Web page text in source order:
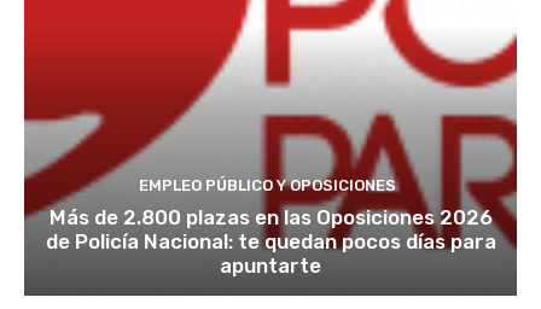
EMPLEO PÚBLICO Y OPOSICIONES
Más de 2.800 plazas en las Oposiciones 2026
de Policía Nacional: te quedan pocos días para
apuntarte